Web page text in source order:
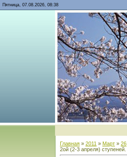
Пятница, 07.08.2026, 08:38
Главная » 2011 » Март » 26
2ой (2-3 апреля) ступеней.